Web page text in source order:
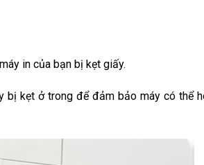
in của bạn bị kẹt giấy.
bị kẹt ở trong để đảm bảo máy có thể